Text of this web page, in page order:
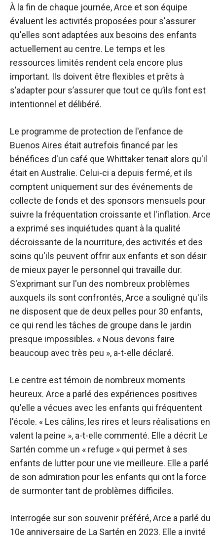
À la fin de chaque journée, Arce et son équipe
évaluent les activités proposées pour s'assurer
qu'elles sont adaptées aux besoins des enfants
actuellement au centre. Le temps et les
ressources limités rendent cela encore plus
important. Ils doivent être flexibles et prêts à
s’adapter pour s’assurer que tout ce qu’ils font est
intentionnel et délibéré.
Le programme de protection de l'enfance de
Buenos Aires était autrefois financé par les
bénéfices d'un café que Whittaker tenait alors qu'il
était en Australie. Celui-ci a depuis fermé, et ils
comptent uniquement sur des événements de
collecte de fonds et des sponsors mensuels pour
suivre la fréquentation croissante et l'inflation. Arce
a exprimé ses inquiétudes quant à la qualité
décroissante de la nourriture, des activités et des
soins qu'ils peuvent offrir aux enfants et son désir
de mieux payer le personnel qui travaille dur.
S'exprimant sur l'un des nombreux problèmes
auxquels ils sont confrontés, Arce a souligné qu'ils
ne disposent que de deux pelles pour 30 enfants,
ce qui rend les tâches de groupe dans le jardin
presque impossibles. « Nous devons faire
beaucoup avec très peu », a-t-elle déclaré.
Le centre est témoin de nombreux moments
heureux. Arce a parlé des expériences positives
qu'elle a vécues avec les enfants qui fréquentent
l'école. « Les câlins, les rires et leurs réalisations en
valent la peine », a-t-elle commenté. Elle a décrit Le
Sartén comme un « refuge » qui permet à ses
enfants de lutter pour une vie meilleure. Elle a parlé
de son admiration pour les enfants qui ont la force
de surmonter tant de problèmes difficiles.
Interrogée sur son souvenir préféré, Arce a parlé du
10e anniversaire de La Sartén en 2023. Elle a invité